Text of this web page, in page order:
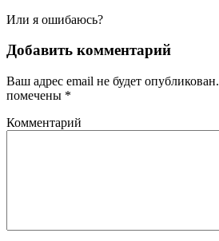
Или я ошибаюсь?
Добавить комментарий
Ваш адрес email не будет опубликован.
помечены *
Комментарий